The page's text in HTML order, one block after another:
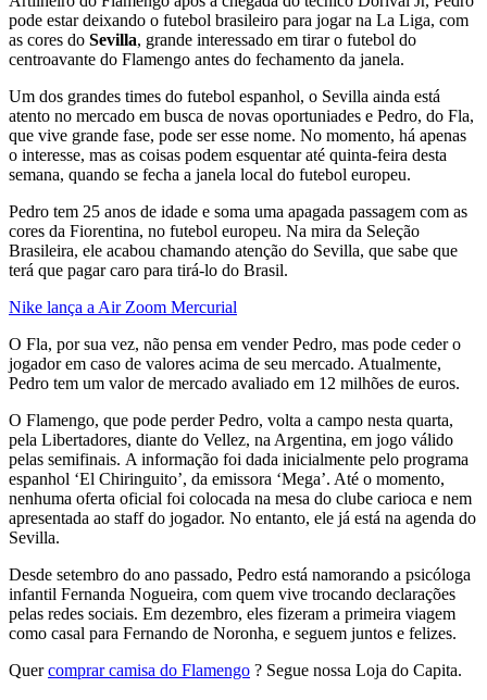
pode estar deixando o futebol brasileiro para jogar na La Liga, com
as cores do Sevilla, grande interessado em tirar o futebol do
centroavante do Flamengo antes do fechamento da janela.
Um dos grandes times do futebol espanhol, o Sevilla ainda está
atento no mercado em busca de novas oportuniades e Pedro, do Fla,
que vive grande fase, pode ser esse nome. No momento, há apenas
o interesse, mas as coisas podem esquentar até quinta-feira desta
semana, quando se fecha a janela local do futebol europeu.
Pedro tem 25 anos de idade e soma uma apagada passagem com as
cores da Fiorentina, no futebol europeu. Na mira da Seleção
Brasileira, ele acabou chamando atenção do Sevilla, que sabe que
terá que pagar caro para tirá-lo do Brasil.
Nike lança a Air Zoom Mercurial
O Fla, por sua vez, não pensa em vender Pedro, mas pode ceder o
jogador em caso de valores acima de seu mercado. Atualmente,
Pedro tem um valor de mercado avaliado em 12 milhões de euros.
O Flamengo, que pode perder Pedro, volta a campo nesta quarta,
pela Libertadores, diante do Vellez, na Argentina, em jogo válido
pelas semifinais. A informação foi dada inicialmente pelo programa
espanhol ‘El Chiringuito’, da emissora ‘Mega’. Até o momento,
nenhuma oferta oficial foi colocada na mesa do clube carioca e nem
apresentada ao staff do jogador. No entanto, ele já está na agenda do
Sevilla.
Desde setembro do ano passado, Pedro está namorando a psicóloga
infantil Fernanda Nogueira, com quem vive trocando declarações
pelas redes sociais. Em dezembro, eles fizeram a primeira viagem
como casal para Fernando de Noronha, e seguem juntos e felizes.
Quercomprar camisa do Flamengo ? Segue nossa Loja do Capita.